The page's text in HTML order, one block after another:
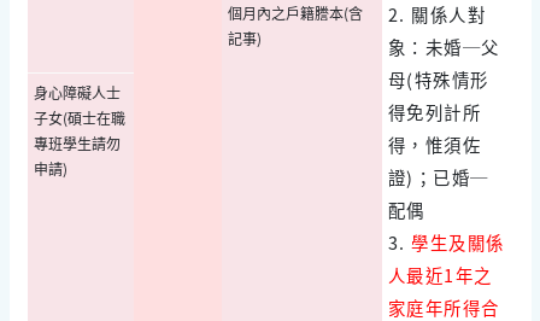
個月內之戶籍謄本(含
記事)
2. 關係人對
象：未婚─父
母(特殊情形
得免列計所
得，惟須佐
證)；已婚─
配偶
3. 學生及關係
人最近1年之
家庭年所得合
身心障礙人士
子女(碩士在職
專班學生請勿
申請)